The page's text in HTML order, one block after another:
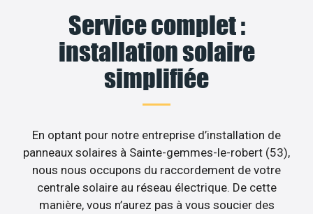
Service complet :
installation solaire
simplifiée
En optant pour notre entreprise d’installation de
panneaux solaires à Sainte-gemmes-le-robert (53),
nous nous occupons du raccordement de votre
centrale solaire au réseau électrique. De cette
manière, vous n’aurez pas à vous soucier des